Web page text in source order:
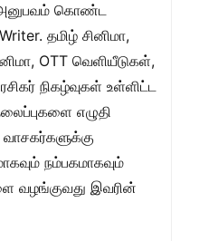
அனுபவம் கொண்ட
தமிழ் சினிமா,
OTT வெளியீடுகள்,
நிகழ்வுகள் உள்ளிட்ட
எழுதி
வாசகர்களுக்கு
நம்பகமாகவும்
வழங்குவது இவரின்